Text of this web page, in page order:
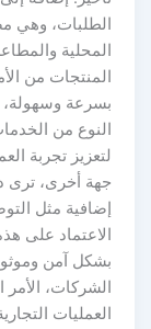
الطلبات، وهي
المحلية
المنتجات من
بسرعة وسهولة،
النوع من
لتعزيز تجربة
جهة أخرى، ترى
إضافية مثل
الاعتماد على
بشكل آمن
الشركات، الأمر
العمليات